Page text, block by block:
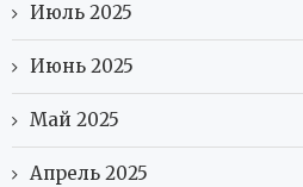
Июль 2025
Июнь 2025
Май 2025
Апрель 2025